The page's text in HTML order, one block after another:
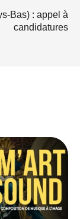
Bas) : appel à
candidatures